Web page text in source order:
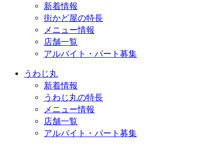
新着情報
街かど屋の特長
メニュー情報
店舗一覧
アルバイト・パート募集
うわじ丸
新着情報
うわじ丸の特長
メニュー情報
店舗一覧
アルバイト・パート募集